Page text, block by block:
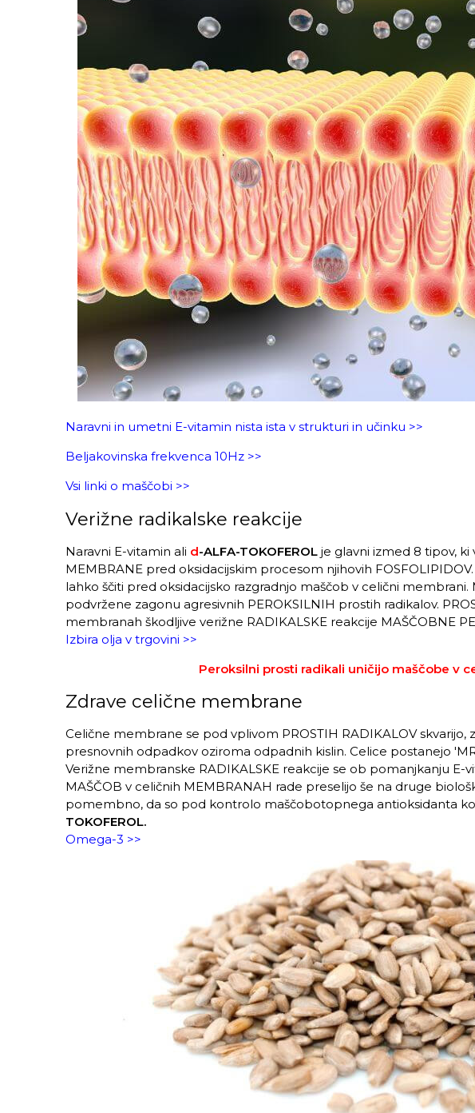
Naravni in umetni E-vitamin nista ista v strukturi in učinku >>
Beljakovinska frekvenca 10Hz >>
Vsi linki o maščobi >>
Verižne radikalske reakcije
Naravni E-vitamin ali d-ALFA-TOKOFEROL je glavni izmed 8 tipov, ki
MEMBRANE pred oksidacijskim procesom njihovih
lahko ščiti pred oksidacijsko razgradnjo maščob v celični membrani.
podvržene zagonu agresivnih PEROKSILNIH prostih radikalov.
membranah škodljive verižne RADIKALSKE reakcije MAŠČOBNE
Izbira olja v trgovini >>
Peroksilni prosti radikali uničijo maščobe v
Zdrave celične membrane
Celične membrane se pod vplivom PROSTIH RADIKALOV skvarijo,
presnovnih odpadkov oziroma odpadnih kislin. Celice postanejo
Verižne membranske RADIKALSKE reakcije se ob pomanjkanju E-
MAŠČOB v celičnih MEMBRANAH rade preselijo še na druge
pomembno, da so pod kontrolo maščobotopnega antioksidanta
TOKOFEROL.
Omega-3 >>